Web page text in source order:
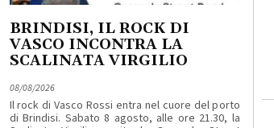
BRINDISI, IL ROCK DI
VASCO INCONTRA LA
SCALINATA VIRGILIO
08/08/2026
Il rock di Vasco Rossi entra nel cuore del porto
di Brindisi. Sabato 8 agosto, alle ore 21.30, la